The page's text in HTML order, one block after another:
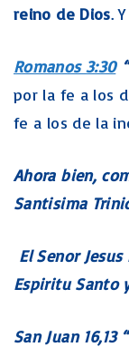
reino de Dios.
Romanos 3:30“
por la fe a los
fe a los de la
Ahora bien,
Santisima
El Senor
Espiritu Santo
San Juan 16,13 “